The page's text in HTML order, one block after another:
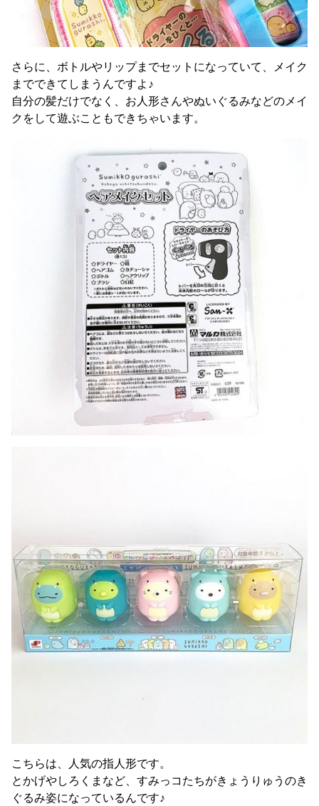
さらに、ボトルやリップまでセットになっていて、メイク
までできてしまうんですよ♪
自分の髪だけでなく、お人形さんやぬいぐるみなどのメイ
クをして遊ぶこともできちゃいます。
こちらは、人気の指人形です。
とかげやしろくまなど、すみっコたちがきょうりゅうのき
ぐるみ姿になっているんです♪